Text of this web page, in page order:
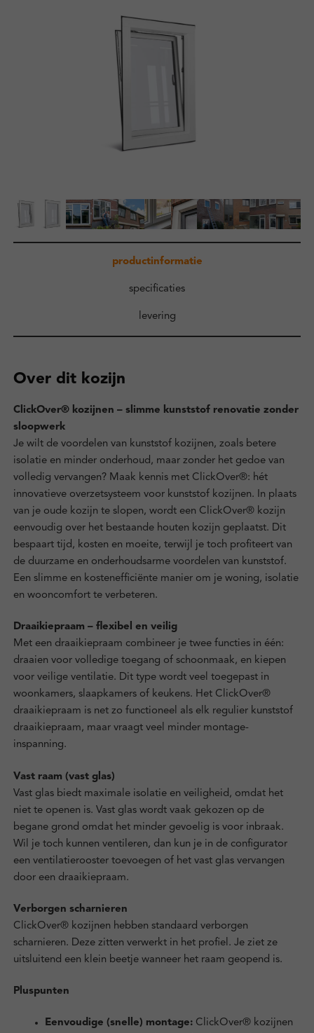
Inloggen
productinformatie
specificaties
levering
Over dit kozijn
ClickOver® kozijnen – slimme kunststof renovatie zonder
sloopwerk
Je wilt de voordelen van kunststof kozijnen, zoals betere
isolatie en minder onderhoud, maar zonder het gedoe van
volledig vervangen? Maak kennis met ClickOver®: hét
innovatieve overzetsysteem voor kunststof kozijnen. In plaats
van je oude kozijn te slopen, wordt een ClickOver® kozijn
eenvoudig over het bestaande houten kozijn geplaatst. Dit
bespaart tijd, kosten en moeite, terwijl je toch profiteert van
de duurzame en onderhoudsarme voordelen van kunststof.
Een slimme en kostenefficiënte manier om je woning, isolatie
en wooncomfort te verbeteren.
Draaikiepraam – flexibel en veilig
Met een draaikiepraam combineer je twee functies in één:
draaien voor volledige toegang of schoonmaak, en kiepen
voor veilige ventilatie. Dit type wordt veel toegepast in
woonkamers, slaapkamers of keukens. Het ClickOver®
draaikiepraam is net zo functioneel als elk regulier kunststof
draaikiepraam, maar vraagt veel minder montage-
inspanning.
Vast raam (vast glas)
Vast glas biedt maximale isolatie en veiligheid, omdat het
niet te openen is. Vast glas wordt vaak gekozen op de
begane grond omdat het minder gevoelig is voor inbraak.
Wil je toch kunnen ventileren, dan kun je in de configurator
een ventilatierooster toevoegen of het vast glas vervangen
door een draaikiepraam.
Verborgen scharnieren
ClickOver® kozijnen hebben standaard verborgen
scharnieren. Deze zitten verwerkt in het profiel. Je ziet ze
uitsluitend een klein beetje wanneer het raam geopend is.
Pluspunten
Eenvoudige (snelle) montage:ClickOver® kozijnen